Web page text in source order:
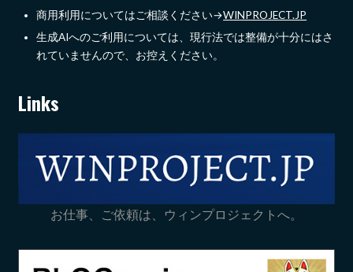
商用利用についてはご相談ください→WINPROJECT.JP
生成AIへのご利用については、現行法では整備が十分にはさ
れていませんので、お控えください。
Links
お仕事、ご依頼は、ウィンプロジェクトへ。